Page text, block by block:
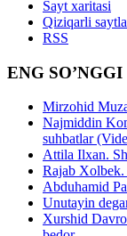
Sayt xaritasi
Qiziqarli
RSS
ENG SO’NGGI
Mirzohid
Najmiddin
suhbatlar
Attila Ilxan.
Rajab
Abduhamid
Unutayin
Xurshid